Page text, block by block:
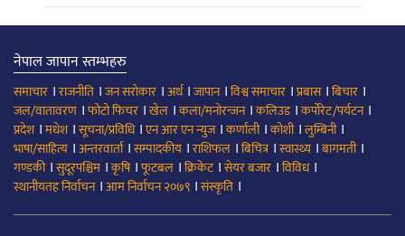
नेपाल जापान स्तम्भहरु
समाचार ।राजनीति ।जन सरोकार ।अर्थ।जापान।विश्व समाचार ।प्रबास।बिचार ।
जल/वातावरण ।फोटो फिचर ।खेल ।कला/मनोरन्जन।कलिउड।कर्पोरेट/पर्यटन।
प्रदेश।मधेश।सूचना/प्रविधि।एन आर एन न्युज।कर्णाली।कोशी।लुम्बिनी।
भाषा/साहित्य ।अन्तरवार्ता।सम्पादकीय ।राशिफल ।बिचित्र।स्वास्थ्य ।बागमती।
गण्डकी।सुदूरपश्चिम ।कृषि।फूटबल ।क्रिकेट।सेयर बजार ।विविध।
स्थानीयतह निर्वाचन।आम निर्वाचन २०७९ ।संस्कृति ।